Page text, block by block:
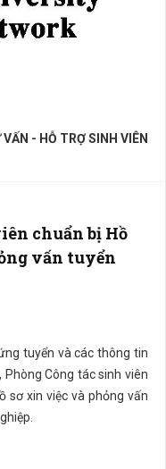
- HỖ TRỢ SINH VIÊN
chuẩn bị Hồ
vấn tuyển
tuyển và các thông tin
Công tác sinh viên
sơ xin việc và phỏng vấn